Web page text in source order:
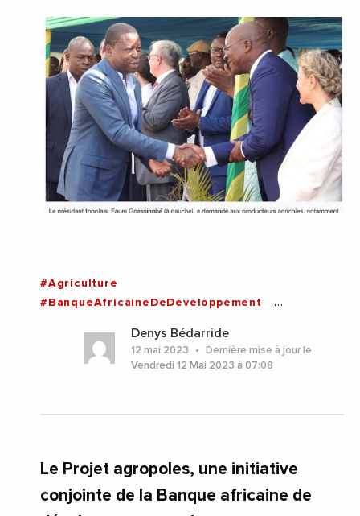
#Agriculture
#BanqueAfricaineDeDeveloppement
Denys Bédarride
12 mai 2023
Dernière mise à jour le
Vendredi 12 Mai 2023 à 07:08
Le Projet agropoles, une initiative
conjointe de la Banque africaine de